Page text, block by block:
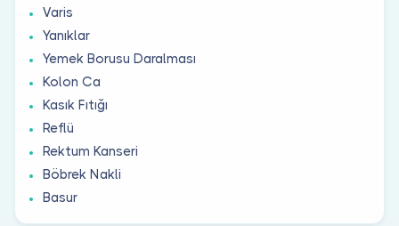
Varis
Yanıklar
Yemek Borusu Daralması
Kolon Ca
Kasık Fıtığı
Reflü
Rektum Kanseri
Böbrek Nakli
Basur